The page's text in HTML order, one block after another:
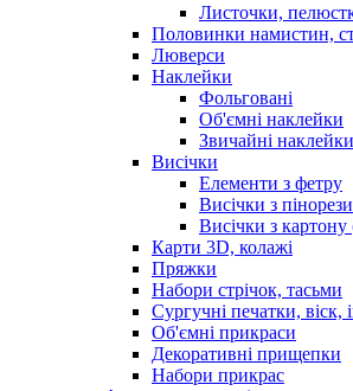
Листочки,
Половинки намистин,
Люверси
Наклейки
Фольговані
Об'ємні наклейки
Звичайні наклейки
Висічки
Елементи з фетру
Висічки з
Висічки з картону
Карти 3D, колажі
Пряжки
Набори стрічок, тасьми
Сургучні печатки, віск,
Об'ємні прикраси
Декоративні прищепки
Набори прикрас